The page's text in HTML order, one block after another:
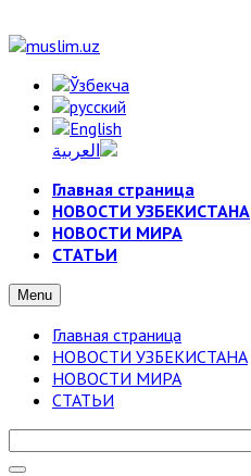
Главная страница
НОВОСТИ УЗБЕКИСТАНА
НОВОСТИ МИРА
СТАТЬИ
Menu
Главная страница
НОВОСТИ УЗБЕКИСТАНА
НОВОСТИ МИРА
СТАТЬИ